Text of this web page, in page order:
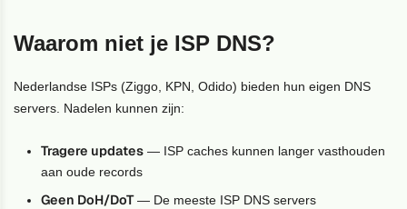
Waarom niet je ISP DNS?
Nederlandse ISPs (Ziggo, KPN, Odido) bieden hun eigen DNS
servers. Nadelen kunnen zijn:
Tragere updates — ISP caches kunnen langer vasthouden
aan oude records
Geen DoH/DoT— De meeste ISP DNS servers